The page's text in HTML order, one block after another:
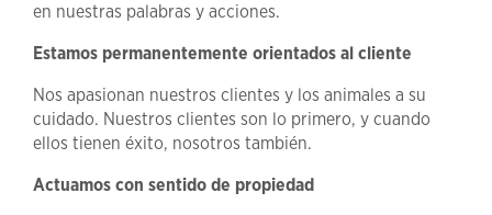
en nuestras palabras y acciones.
Estamos permanentemente orientados al cliente
Nos apasionan nuestros clientes y los animales a su
cuidado. Nuestros clientes son lo primero, y cuando
ellos tienen éxito, nosotros también.
Actuamos con sentido de propiedad